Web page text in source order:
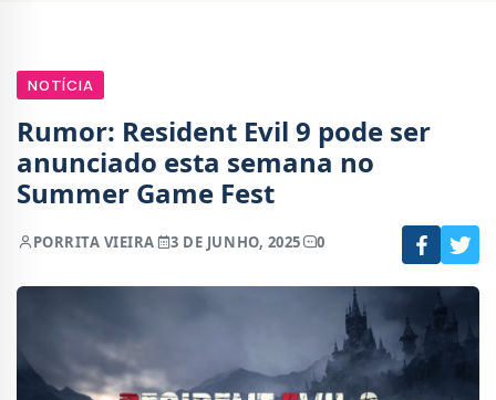
NOTÍCIA
Rumor: Resident Evil 9 pode ser
anunciado esta semana no
Summer Game Fest
PORRITA VIEIRA 3 DE JUNHO, 2025 0